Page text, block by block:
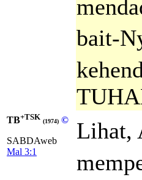
bait-
TB+TSK (1974) ©
SABDAweb
Mal 3:1
Lihat,